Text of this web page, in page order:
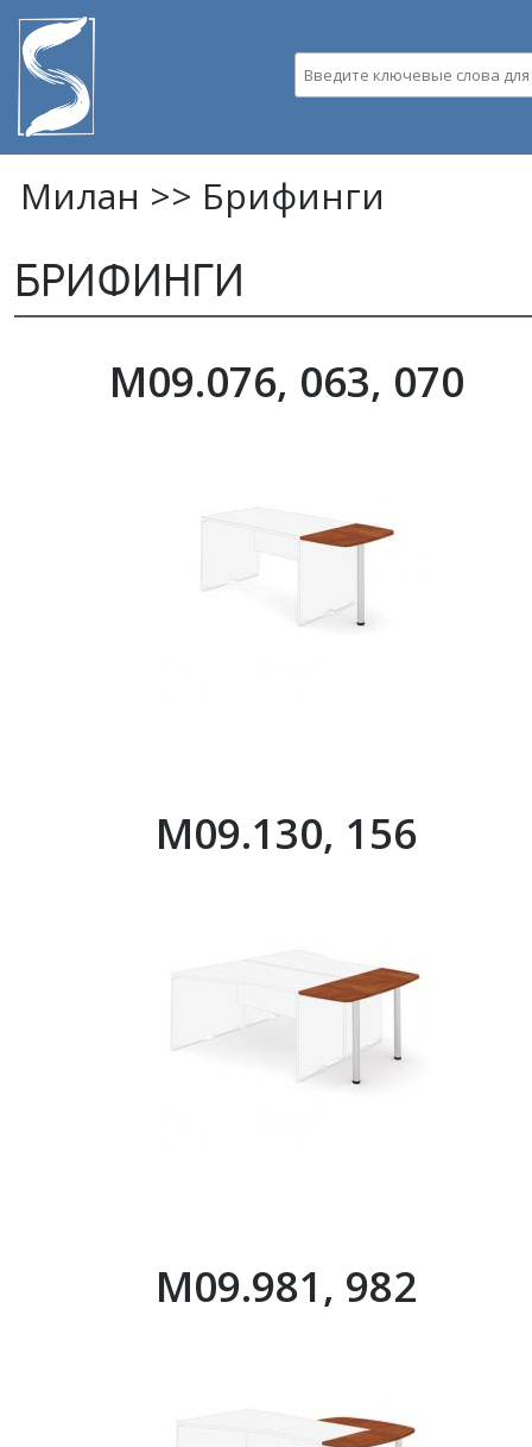
Милан >> Брифинги
БРИФИНГИ
M09.076, 063, 070
M09.130, 156
M09.981, 982